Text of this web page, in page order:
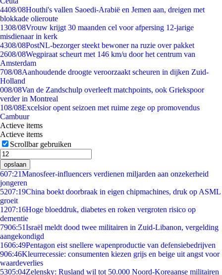
4408/08Houthi's vallen Saoedi-Arabië en Jemen aan, dreigen met
blokkade olieroute
1308/08Vrouw krijgt 30 maanden cel voor afpersing 12-jarige
misdienaar in kerk
4308/08PostNL-bezorger steekt bewoner na ruzie over pakket
2608/08Wegpiraat scheurt met 146 km/u door het centrum van
Amsterdam
708/08Aanhoudende droogte veroorzaakt scheuren in dijken Zuid-
Holland
008/08Van de Zandschulp overleeft matchpoints, ook Griekspoor
verder in Montreal
108/08Excelsior opent seizoen met ruime zege op promovendus
Cambuur
Actieve items
Actieve items
Scrollbar gebruiken
opslaan
607:21Manosfeer-influencers verdienen miljarden aan onzekerheid
jongeren
5207:19China boekt doorbraak in eigen chipmachines, druk op ASML
groeit
1207:16Hoge bloeddruk, diabetes en roken vergroten risico op
dementie
7906:51Israël meldt dood twee militairen in Zuid-Libanon, vergelding
aangekondigd
1606:49Pentagon eist snellere wapenproductie van defensiebedrijven
906:46Kleurrecessie: consumenten kiezen grijs en beige uit angst voor
waardeverlies
5305:04Zelensky: Rusland wil tot 50.000 Noord-Koreaanse militairen